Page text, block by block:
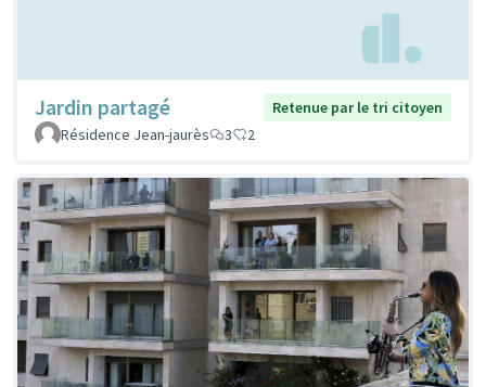
Jardin partagé
Retenue par le tri citoyen
Résidence Jean-jaurès
3 2